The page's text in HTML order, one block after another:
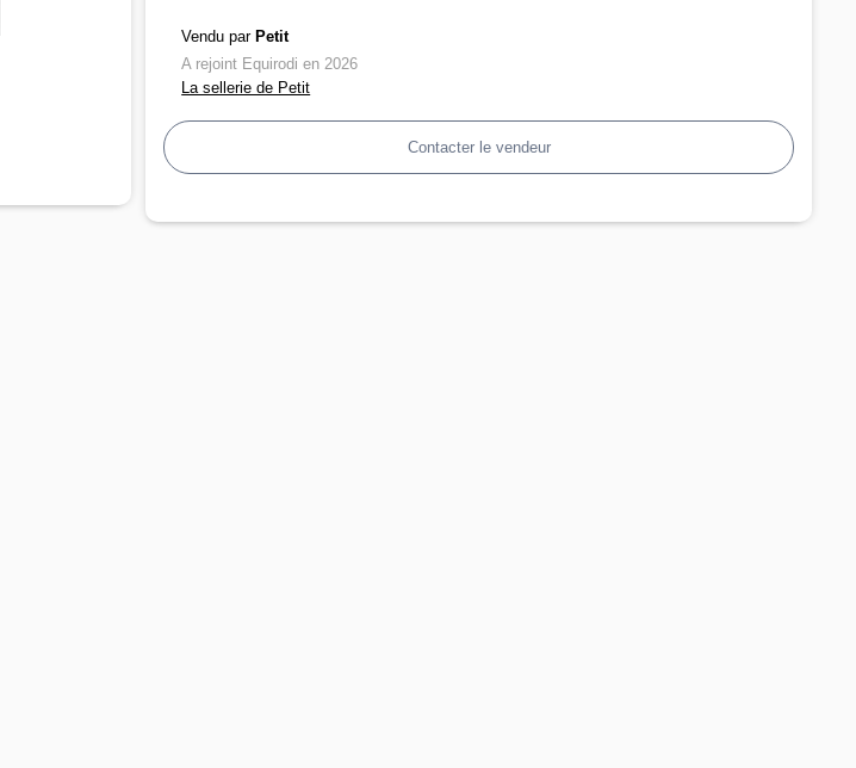
Vendu par Petit
A rejoint Equirodi en 2026
La sellerie de Petit
Contacter le vendeur